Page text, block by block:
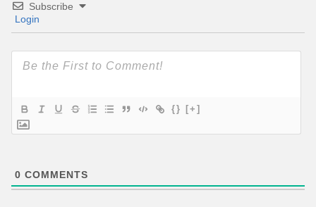
Subscribe
Login
{} [+]
0 COMMENTS